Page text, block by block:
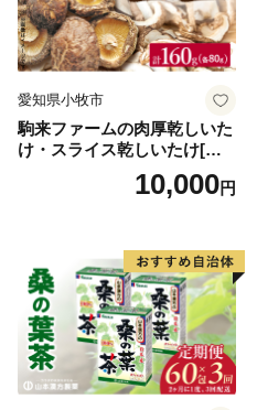
愛知県小牧市
駒来ファームの肉厚乾しいた
け・スライス乾しいたけ[極
上 肉厚 乾しいたけ 乾シイタ
ケ 乾椎茸 干ししいたけ 干し
10,000円